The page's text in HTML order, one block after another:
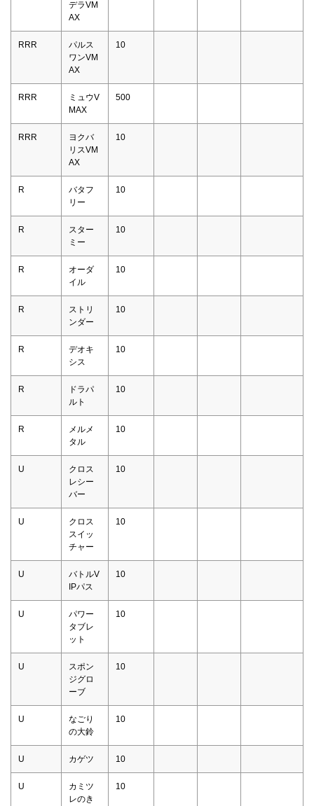
デラVM
AX
RRR
パルス
ワンVM
AX
10
RRR
ミュウV
MAX
500
RRR
ヨクバ
リスVM
AX
10
R
バタフ
リー
10
R
スター
ミー
10
R
オーダ
イル
10
R
ストリ
ンダー
10
R
デオキ
シス
10
R
ドラパ
ルト
10
R
メルメ
タル
10
U
クロス
レシー
バー
10
U
クロス
スイッ
チャー
10
U
バトルV
IPパス
10
U
パワー
タブレ
ット
10
U
スポン
ジグロ
ーブ
10
U
なごり
の大鈴
10
U カゲツ 10
U
カミツ
レのき
10